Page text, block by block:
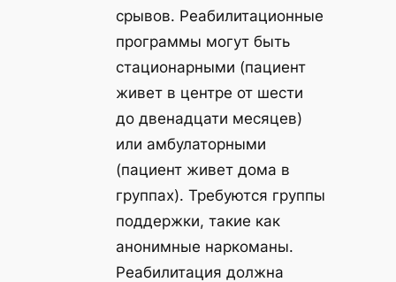
срывов. Реабилитационные
программы могут быть
стационарными (пациент
живет в центре от шести
до двенадцати месяцев)
или амбулаторными
(пациент живет дома в
группах). Требуются группы
поддержки, такие как
анонимные наркоманы.
Реабилитация должна